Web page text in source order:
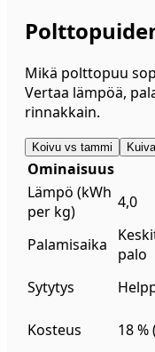
Mikä polttopuu
Vertaa lämpöä,
rinnakkain.
Koivu vs tammi
Ominaisuus
Lämpö (kWh
per kg)
4,0
Palamisaika
palo
Sytytys
Kosteus
18